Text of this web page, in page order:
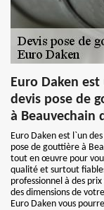
Euro Daken
devis pose de
à Beauvechain
Euro Daken est l`un
pose de gouttière à
tout en œuvre pour
qualité et surtout
professionnel à des
des dimensions de
Euro Daken vous